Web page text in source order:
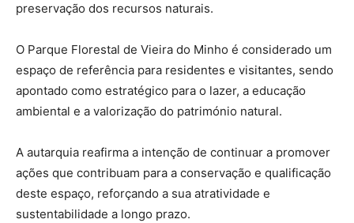
preservação dos recursos naturais.
O Parque Florestal de Vieira do Minho é considerado um
espaço de referência para residentes e visitantes, sendo
apontado como estratégico para o lazer, a educação
ambiental e a valorização do património natural.
A autarquia reafirma a intenção de continuar a promover
ações que contribuam para a conservação e qualificação
deste espaço, reforçando a sua atratividade e
sustentabilidade a longo prazo.